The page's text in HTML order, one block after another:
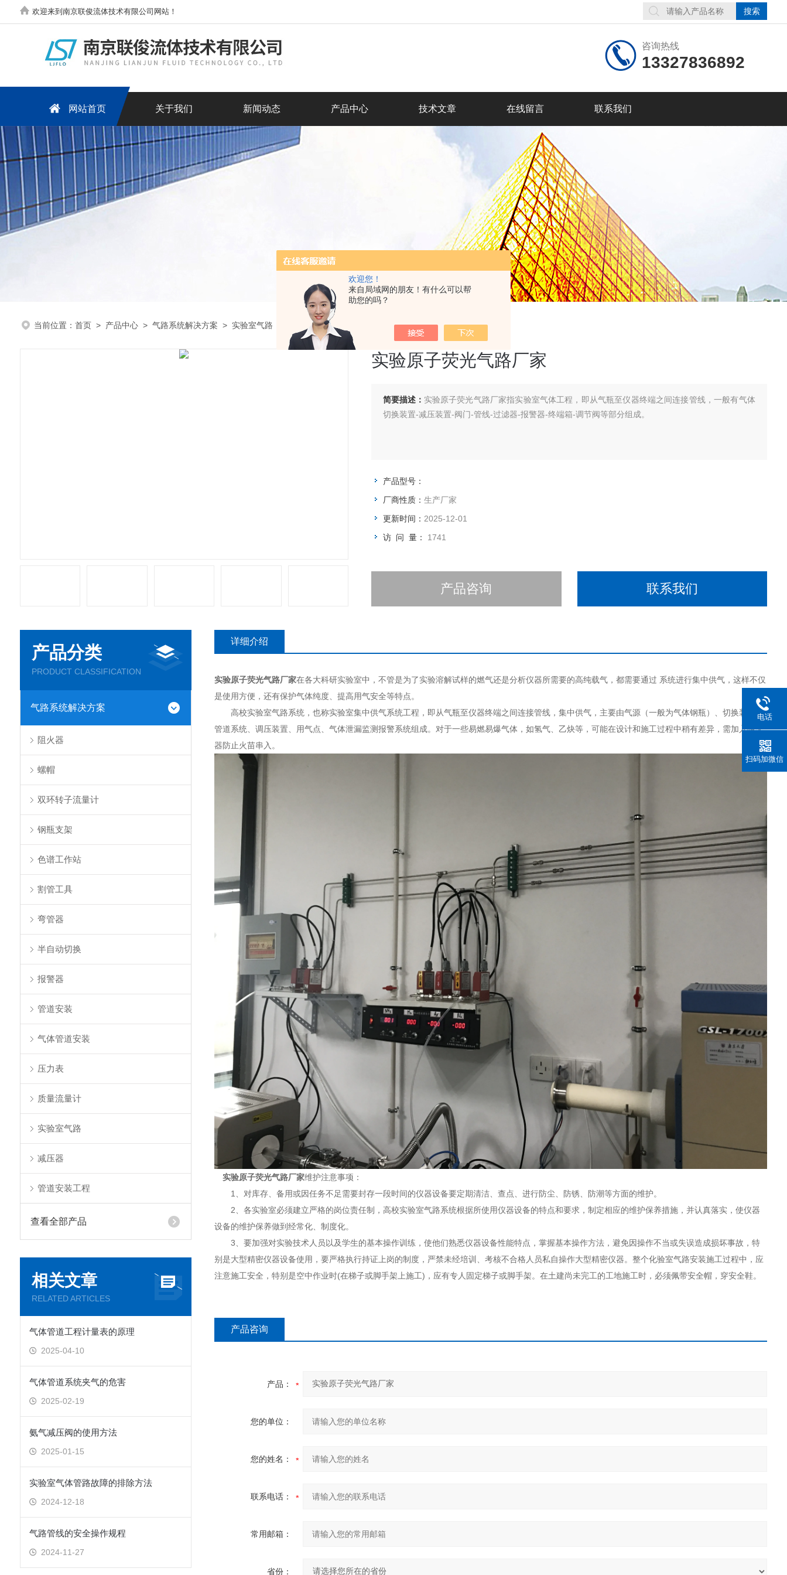
欢迎您！
来自局域网的朋友！有什么可以帮
助您的吗？
欢迎来到南京联俊流体技术有限公司网站！
咨询热线
13327836892
网站首页 关于我们 新闻动态 产品中心 技术文章 在线留言 联系我们
当前位置： 首页> 产品中心> 气路系统解决方案 > 实验室气路 实验原子荧光气路厂家
实验原子荧光气路厂家
简要描述： 实验原子荧光气路厂家指实验室气体工程，即从气瓶至仪器终端之间连接管线，一般有气体
切换装置-减压装置-阀门-管线-过滤器-报警器-终端箱-调节阀等部分组成。
产品型号：
厂商性质： 生产厂家
更新时间： 2025-12-01
访 问 量： 1741
产品咨询 联系我们
产品分类
PRODUCT CLASSIFICATION
气路系统解决方案
阻火器
螺帽
双环转子流量计
钢瓶支架
色谱工作站
割管工具
弯管器
半自动切换
报警器
管道安装
气体管道安装
压力表
质量流量计
实验室气路
减压器
管道安装工程
查看全部产品
相关文章
RELATED ARTICLES
气体管道工程计量表的原理
2025-04-10
气体管道系统夹气的危害
2025-02-19
氨气减压阀的使用方法
2025-01-15
实验室气体管路故障的排除方法
2024-12-18
气路管线的安全操作规程
2024-11-27
详细介绍
实验原子荧光气路厂家在各大科研实验室中，不管是为了实验溶解试样的燃气还是分析仪器所需要的高纯载气，都需要通过 系统进行集中供气，这样不仅
是使用方便，还有保护气体纯度、提高用气安全等特点。
高校实验室气路系统，也称实验室集中供气系统工程，即从气瓶至仪器终端之间连接管线，集中供气，主要由气源（一般为气体钢瓶）、切换装置、
管道系统、调压装置、用气点、气体泄漏监测报警系统组成。对于一些易燃易爆气体，如氢气、乙炔等，可能在设计和施工过程中稍有差异，需加入阻火
器防止火苗串入。
实验原子荧光气路厂家维护注意事项：
1、对库存、备用或因任务不足需要封存一段时间的仪器设备要定期清洁、查点、进行防尘、防锈、防潮等方面的维护。
2、各实验室必须建立严格的岗位责任制，高校实验室气路系统根据所使用仪器设备的特点和要求，制定相应的维护保养措施，并认真落实，使仪器
设备的维护保养做到经常化、制度化。
3、要加强对实验技术人员以及学生的基本操作训练，使他们熟悉仪器设备性能特点，掌握基本操作方法，避免因操作不当或失误造成损坏事故，特
别是大型精密仪器设备使用，要严格执行持证上岗的制度，严禁未经培训、考核不合格人员私自操作大型精密仪器。 整个化验室气路安装施工过程中，应
注意施工安全，特别是空中作业时(在梯子或脚手架上施工)，应有专人固定梯子或脚手架。在土建尚未完工的工地施工时，必须佩带安全帽，穿安全鞋。
产品咨询
产品：
您的单位：
您的姓名：
联系电话：
常用邮箱：
省份：
电话
扫码加微信